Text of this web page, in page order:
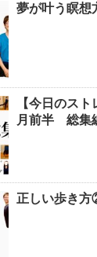
夢が叶う瞑想
【今日のス
月前半 総集
正しい歩き